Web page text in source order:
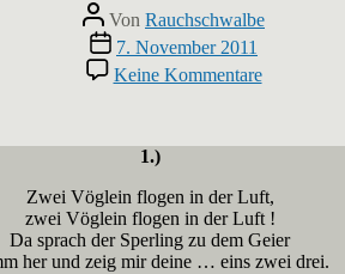
Beitragsautor
Von Rauchschwalbe
Veröffentlichungsdatum
7. November 2011
Keine Kommentarezu
Zwei
Luft
1.)
Zwei Vöglein flogen in der Luft,
zwei Vöglein flogen in der Luft !
Da sprach der Sperling zu dem Geier
her und zeig mir deine … eins zwei drei.